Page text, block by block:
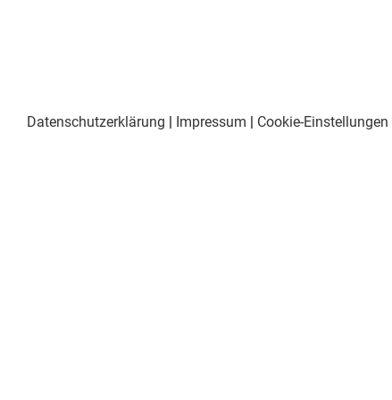
Datenschutzerklärung | Impressum | Cookie-Einstellungen